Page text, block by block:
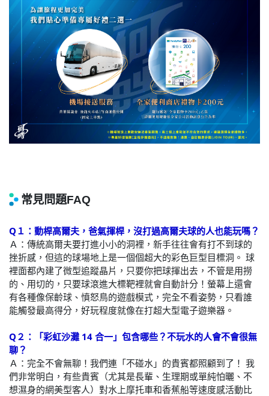
Q１：動桿高爾夫，爸氣揮桿 ，沒打過高爾夫球的人也能玩嗎？
Ａ：傳統高爾夫要打進小小的洞裡，新手往往會有打不到球的
挫折感，但這的球場地上是一個個超大的彩色巨型目標洞。 球
裡面都內建了微型追蹤晶片，只要你把球揮出去，不管是用撈
的、用切的，只要球滾進大標靶裡就會自動計分！螢幕上還會
有各種像保齡球、憤怒鳥的遊戲模式，完全不看姿勢，只看誰
能觸發最高得分，好玩程度就像在打超大型電子遊樂器。
Q２：「彩虹沙灘 14 合一」包含哪些？不玩水的人會不會很無
聊？
Ａ：完全不會無聊！我們連「不碰水」的貴賓都照顧到了！ 我
們非常明白，有些貴賓（尤其是長輩、生理期或單純怕曬、不
想濕身的網美型客人）對水上摩托車和香蕉船等速度感活動比